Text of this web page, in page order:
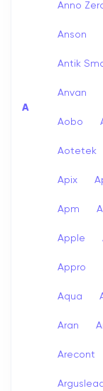
A
Anno
Anson
Antik
Anvan
Aobo
Aotetek
Apix
Apm
Apple
Appro
Aqua
Aran
Arecont